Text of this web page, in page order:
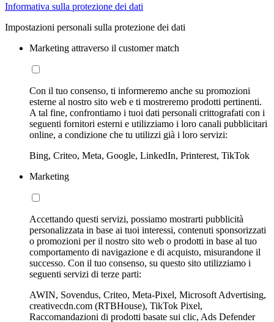
Informativa sulla protezione dei dati
Impostazioni personali sulla protezione dei dati
Marketing attraverso il customer match
Con il tuo consenso, ti informeremo anche su promozioni
esterne al nostro sito web e ti mostreremo prodotti pertinenti.
A tal fine, confrontiamo i tuoi dati personali crittografati con i
seguenti fornitori esterni e utilizziamo i loro canali pubblicitari
online, a condizione che tu utilizzi già i loro servizi:
Bing, Criteo, Meta, Google, LinkedIn, Printerest, TikTok
Marketing
Accettando questi servizi, possiamo mostrarti pubblicità
personalizzata in base ai tuoi interessi, contenuti sponsorizzati
o promozioni per il nostro sito web o prodotti in base al tuo
comportamento di navigazione e di acquisto, misurandone il
successo. Con il tuo consenso, su questo sito utilizziamo i
seguenti servizi di terze parti:
AWIN, Sovendus, Criteo, Meta-Pixel, Microsoft Advertising,
creativecdn.com (RTBHouse), TikTok Pixel,
Raccomandazioni di prodotti basate sui clic, Ads Defender